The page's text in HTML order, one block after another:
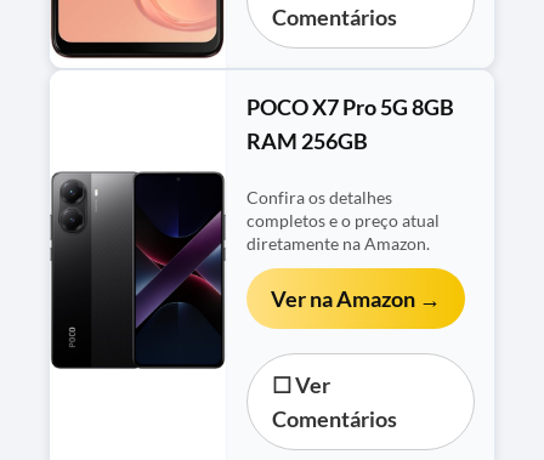
Comentários
POCO X7 Pro 5G 8GB
RAM 256GB
Confira os detalhes
completos e o preço atual
diretamente na Amazon.
Ver na Amazon →
☐ Ver
Comentários